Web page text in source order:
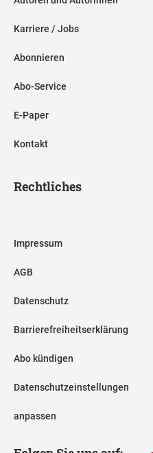
Karriere / Jobs
Abonnieren
Abo-Service
E-Paper
Kontakt
Rechtliches
Impressum
AGB
Datenschutz
Barrierefreiheitserklärung
Abo kündigen
Datenschutzeinstellungen
anpassen